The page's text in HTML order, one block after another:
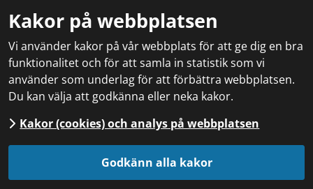
Kakor på webbplatsen
Vi använder kakor på vår webbplats för att ge dig en bra
funktionalitet och för att samla in statistik som vi
använder som underlag för att förbättra webbplatsen.
Du kan välja att godkänna eller neka kakor.
Kakor (cookies) och analys på webbplatsen
Godkänn alla kakor